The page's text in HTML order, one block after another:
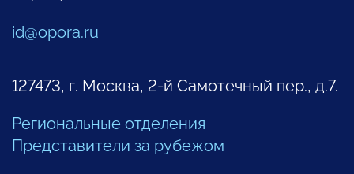
id@opora.ru
127473, г. Москва, 2-й Самотечный пер., д.7.
Региональные отделения
Представители за рубежом